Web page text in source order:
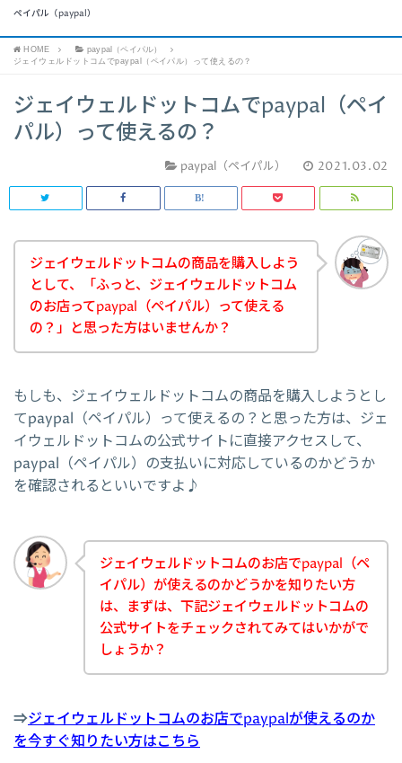
ペイパル（paypal）
HOME
paypal（ペイパル）
ジェイウェルドットコムでpaypal（ペイパル）って使えるの？
ジェイウェルドットコムでpaypal（ペイ
パル）って使えるの？
paypal（ペイパル） 2021.03.02
ジェイウェルドットコムの商品を購入しよう
として、「ふっと、ジェイウェルドットコム
のお店ってpaypal（ペイパル）って使える
の？」と思った方はいませんか？
もしも、ジェイウェルドットコムの商品を購入しようとし
てpaypal（ペイパル）って使えるの？と思った方は、ジェ
イウェルドットコムの公式サイトに直接アクセスして、
paypal（ペイパル）の支払いに対応しているのかどうか
を確認されるといいですよ♪
ジェイウェルドットコムのお店でpaypal（ペ
イパル）が使えるのかどうかを知りたい方
は、まずは、下記ジェイウェルドットコムの
公式サイトをチェックされてみてはいかがで
しょうか？
⇒ジェイウェルドットコムのお店でpaypalが使えるのか
を今すぐ知りたい方はこちら